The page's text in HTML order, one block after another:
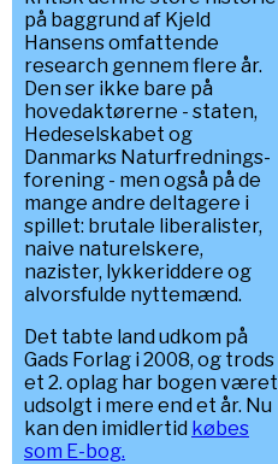
på baggrund af Kjeld
Hansens omfattende
research gennem flere år.
Den ser ikke bare på
hovedaktørerne - staten,
Hedeselskabet og
Danmarks Naturfrednings-
forening - men også på de
mange andre deltagere i
spillet: brutale liberalister,
naive naturelskere,
nazister, lykkeriddere og
alvorsfulde nyttemænd.
Det tabte land udkom på
Gads Forlag i 2008, og trods
et 2. oplag har bogen været
udsolgt i mere end et år. Nu
kan den imidlertid købes
som E-bog.